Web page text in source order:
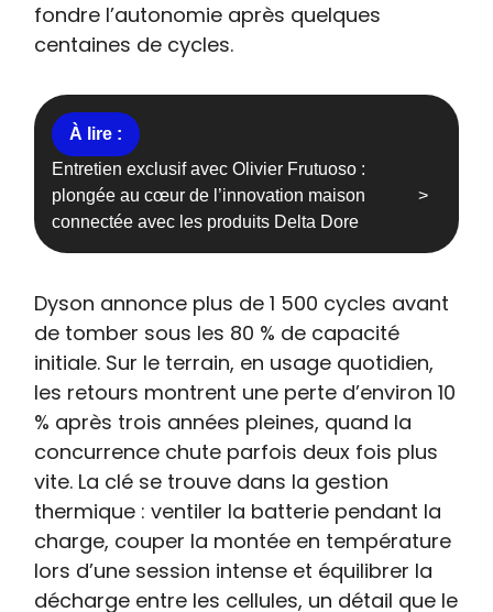
fondre l’autonomie après quelques
centaines de cycles.
Entretien exclusif avec Olivier Frutuoso :
plongée au cœur de l’innovation maison
connectée avec les produits Delta Dore
Dyson annonce plus de 1 500 cycles avant
de tomber sous les 80 % de capacité
initiale. Sur le terrain, en usage quotidien,
les retours montrent une perte d’environ 10
% après trois années pleines, quand la
concurrence chute parfois deux fois plus
vite. La clé se trouve dans la gestion
thermique : ventiler la batterie pendant la
charge, couper la montée en température
lors d’une session intense et équilibrer la
décharge entre les cellules, un détail que le